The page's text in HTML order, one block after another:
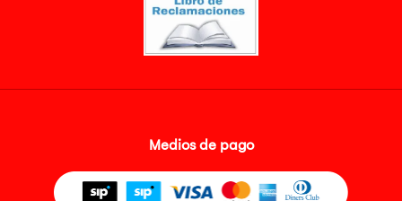
Medios de pago